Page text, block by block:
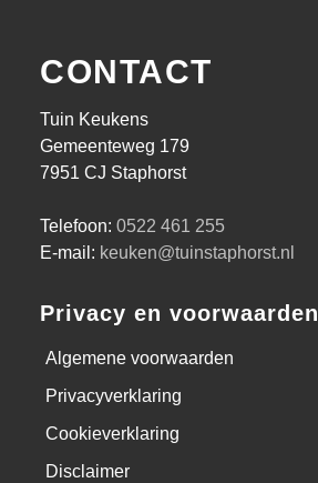
CONTACT
Tuin Keukens
Gemeenteweg 179
7951 CJ Staphorst
Telefoon: 0522 461 255
E-mail: keuken@tuinstaphorst.nl
Privacy en voorwaarden
Algemene voorwaarden
Privacyverklaring
Cookieverklaring
Disclaimer